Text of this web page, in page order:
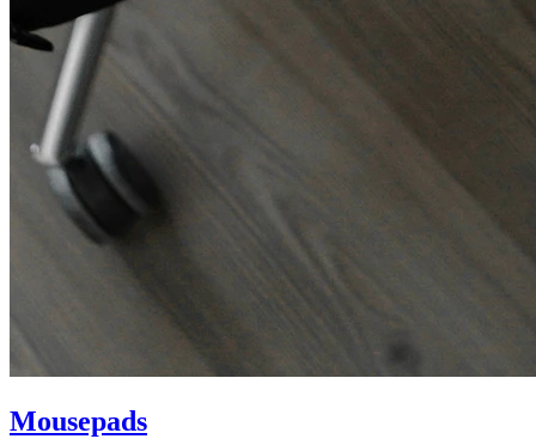
Mousepads